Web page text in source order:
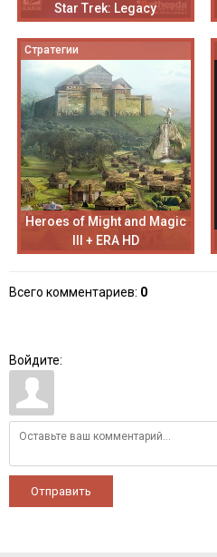
Star Trek: Legacy
Стратегии
Heroes of Might and Magic
III + ERA HD
Всего комментариев: 0
Войдите:
Отправить